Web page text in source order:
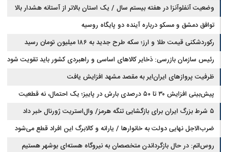
است
وضعیت آنفلوآنزا در هفته بیستم سال / یک استان بالاتر از آستانه هشدار بالا
توافق دمشق و مسکو درباره آینده دو پایگاه روسیه
رکوردشکنی قیمت طلا و ارز؛ سکه طرح جدید به ۱۸۶ میلیون تومان رسید
رئیس سازمان بازرسی: ذخایر کالاهای اساسی و راهبردی کشور باید تقویت شود
ظرفیت پروازهای ایران‌ایر به مقصد مشهد افزایش یافت
پیش‌بینی افزایش ۳۰ تا ۵۰ درصدی بارش در پاییز؛ یک احتمال، نه قطعیت
۵ شرط بزرگ ایران برای بازگشایی تنگه هرمز/ وال‌استریت ژورنال خبر داد
ضرب‌الاجل نهایی دولت به خانوارها / یارانه و کالابرگ این افراد قطع می‌شود
روس‌اتم: در حال بازگرداندن متخصصان به نیروگاه هسته‌ای بوشهر هستیم